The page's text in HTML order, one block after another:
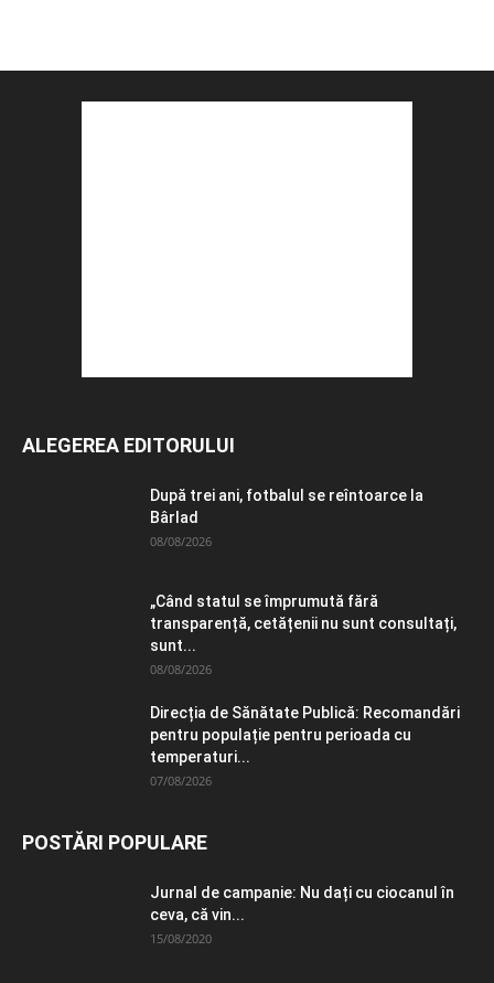
ALEGEREA EDITORULUI
După trei ani, fotbalul se reîntoarce la
Bârlad
08/08/2026
„Când statul se împrumută fără
transparență, cetățenii nu sunt consultați,
sunt...
08/08/2026
Direcția de Sănătate Publică: Recomandări
pentru populație pentru perioada cu
temperaturi...
07/08/2026
POSTĂRI POPULARE
Jurnal de campanie: Nu dați cu ciocanul în
ceva, că vin...
15/08/2020